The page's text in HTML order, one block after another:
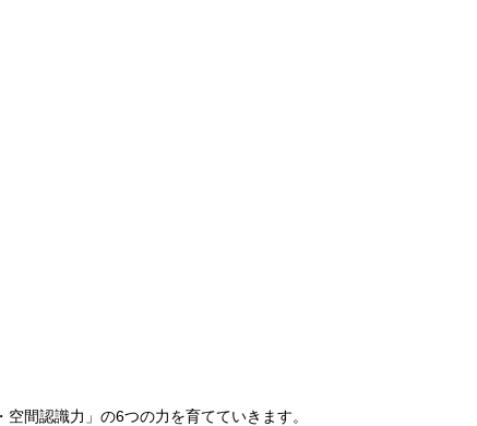
間認識力」の6つの力を育てていきます。